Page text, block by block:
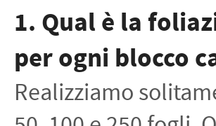
1. Qual è la
per ogni blocco
Realizziamo